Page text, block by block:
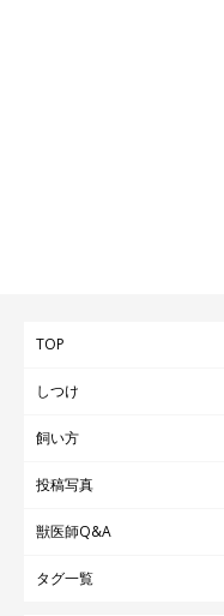
TOP
しつけ
飼い方
投稿写真
獣医師Q&A
タグ一覧